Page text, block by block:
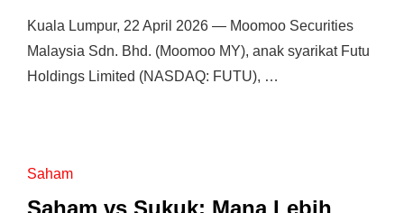
Kuala Lumpur, 22 April 2026 — Moomoo Securities
Malaysia Sdn. Bhd. (Moomoo MY), anak syarikat Futu
Holdings Limited (NASDAQ: FUTU), …
Saham
Saham vs Sukuk: Mana Lebih